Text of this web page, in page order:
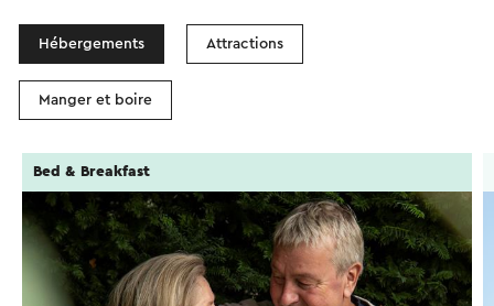
Hébergements Attractions
Manger et boire
Bed & Breakfast